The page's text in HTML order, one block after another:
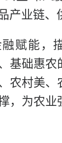
产业链、
赋能，
基础惠农
农村美、
，为农业